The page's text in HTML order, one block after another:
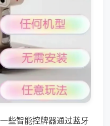
些智能控牌器通过蓝牙